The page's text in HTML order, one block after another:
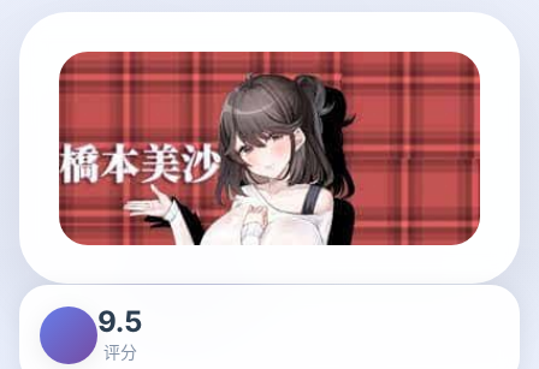
9.5
评分